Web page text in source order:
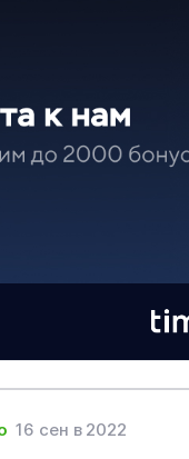
16 сен в 2022